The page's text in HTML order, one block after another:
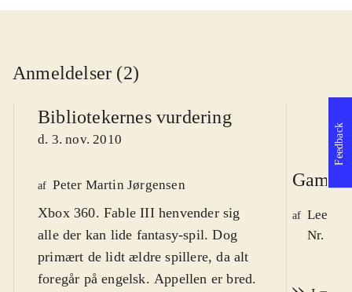
Anmeldelser (2)
Bibliotekernes vurdering
d. 3. nov. 2010
af Peter Martin Jørgensen
Xbox 360. Fable III henvender sig
alle der kan lide fantasy-spil. Dog
primært de lidt ældre spillere, da alt
foregår på engelsk. Appellen er bred.
Game
af Lee
Nr.
Feedback